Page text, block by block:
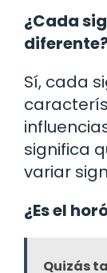
¿Cada
Sí, cada
significa
variar
¿Es el
Quizás